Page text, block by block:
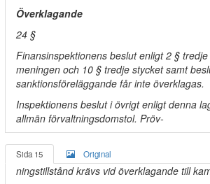
Överklagande
24 §
Finansinspektionens beslut enligt 2 §
meningen och 10 § tredje stycket samt
sanktionsföreläggande får inte överklagas.
Inspektionens beslut i övrigt enligt denna
allmän förvaltningsdomstol. Pröv-
Sida 15 Original
ningstillstånd krävs vid överklagande till